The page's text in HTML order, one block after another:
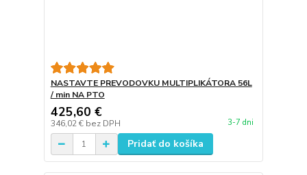
NASTAVTE PREVODOVKU MULTIPLIKÁTORA 56L
/ min NA PTO
425,60 €
346,02 € bez DPH 3-7 dni
Pridať do košíka